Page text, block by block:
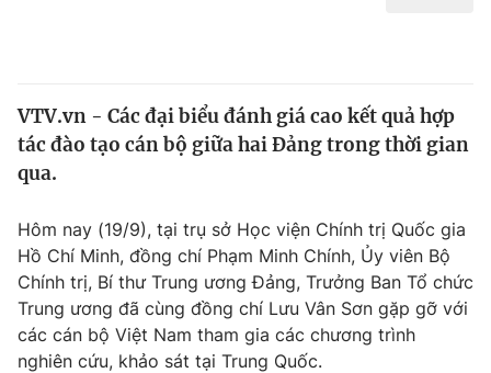
Thế giới
Thế giới đó đây
Câu chuyện quốc tế
Kinh tế
Tài chính
Thị trường
Góc doanh nghiệp
Dữ liệu và đời sống
Truyền hình
VTV.vn - Các đại biểu đánh giá cao kết quả hợp
tác đào tạo cán bộ giữa hai Đảng trong thời gian
qua.
Hôm nay (19/9), tại trụ sở Học viện Chính trị Quốc gia
Hồ Chí Minh, đồng chí Phạm Minh Chính, Ủy viên Bộ
Chính trị, Bí thư Trung ương Đảng, Trưởng Ban Tổ chức
Trung ương đã cùng đồng chí Lưu Vân Sơn gặp gỡ với
các cán bộ Việt Nam tham gia các chương trình
nghiên cứu, khảo sát tại Trung Quốc.